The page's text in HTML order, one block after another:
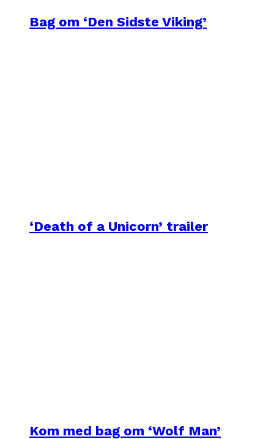
Bag om ‘Den Sidste Viking’
‘Death of a Unicorn’ trailer
Kom med bag om ‘Wolf Man’